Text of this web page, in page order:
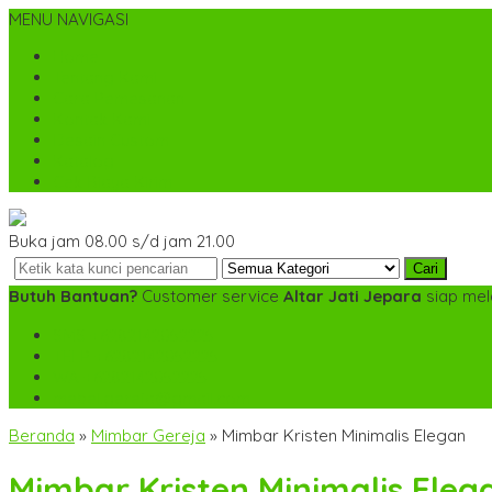
MENU NAVIGASI
Buka jam 08.00 s/d jam 21.00
Cari
Butuh Bantuan? Customer service Altar Jati Jepara siap
Beranda » Mimbar Gereja » Mimbar Kristen Minimalis Elegan